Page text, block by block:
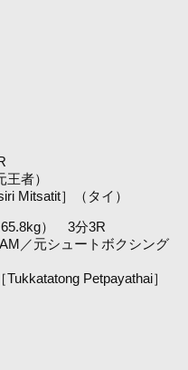
者）
Mitsatit］（タイ）
） 3分3R
／元シュートボクシング
Petpayathai］